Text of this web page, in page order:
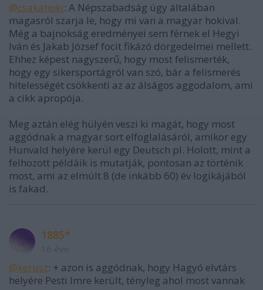
@csakahoki: A Népszabadság úgy általában
magasról szarja le, hogy mi van a magyar hokival.
Még a bajnokság eredményei sem férnek el Hegyi
Iván és Jakab József focit fikázó dörgedelmei mellett.
Ehhez képest nagyszerű, hogy most felismerték,
hogy egy sikersportágról van szó, bár a felismerés
hitelességét csökkenti az az álságos aggodalom, ami
a cikk apropója.
Meg aztán elég hülyén veszi ki magát, hogy most
aggódnak a magyar sort elfoglalásáról, amikor egy
Hunvald helyére kerül egy Deutsch pl. Holott, mint a
felhozott példáik is mutatják, pontosan az történik
most, ami az elmúlt 8 (de inkább 60) év logikájából
is fakad.
1885*
@kerusz: + azon is aggódnak, hogy Hagyó elvtárs
helyére Pesti Imre került, tényleg ahol most vannak